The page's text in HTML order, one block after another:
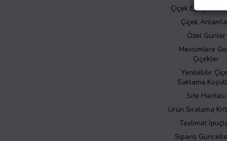
Çiçek Eşliğinde
Çiçek
Özel Günler
Mevsimlere
Çiçekler
Yenilebilir
Saklama
Site Haritası
Ürün Sıralama
Teslimat
Sipariş